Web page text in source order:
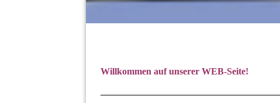
Willkommen auf unserer WEB-Seite!